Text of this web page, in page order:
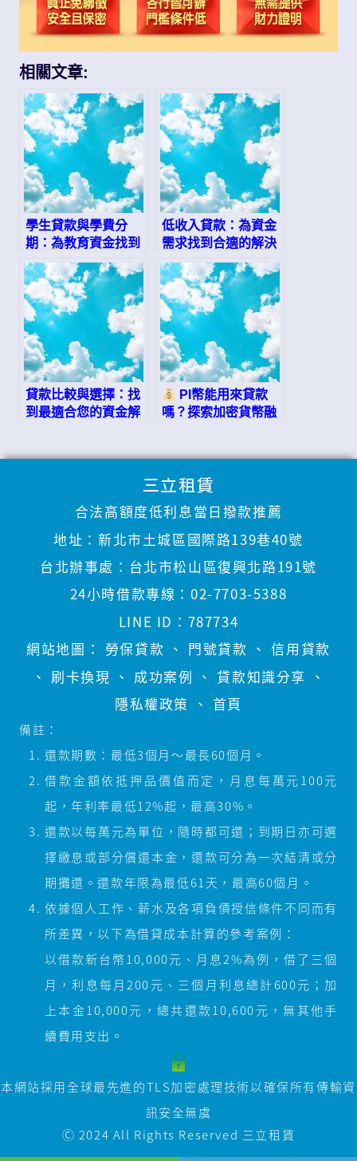
相關文章:
學生貸款與學費分
期：為教育資金找到
最佳解決方案
低收入貸款：為資金
需求找到合適的解決
方案
貸款比較與選擇：找
到最適合您的資金解
PI幣能用來貸款
嗎？探索加密貨幣融
三立租賃
合法高額度低利息當日撥款推薦
地址：新北市土城區國際路139巷40號
台北辦事處： 台北市松山區復興北路191號
24小時借款專線：02-7703-5388
LINE ID： 787734
網站地圖： 勞保貸款 、 門號貸款 、 信用貸款
、 刷卡換現 、 成功案例 、 貸款知識分享 、
隱私權政策 、 首頁
備註：
還款期數：最低3個月～最長60個月。
借款金額依抵押品價值而定，月息每萬元100元
起，年利率最低12%起，最高30%。
還款以每萬元為單位，隨時都可還；到期日亦可選
擇繳息或部分償還本金，還款可分為一次結清或分
期攤還。還款年限為最低61天，最高60個月。
依據個人工作、薪水及各項負債授信條件不同而有
所差異，以下為借貸成本計算的參考案例：
以借款新台幣10,000元、月息2%為例，借了三個
月，利息每月200元、三個月利息總計600元；加
上本金10,000元，總共還款10,600元，無其他手
續費用支出。
本網站採用全球最先進的TLS加密處理技術以確保所有傳輸資
訊安全無虞
Ⓒ 2024 All Rights Reserved 三立租賃